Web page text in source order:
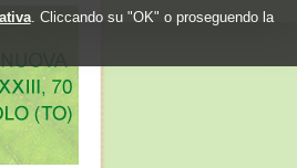
. Cliccando su "OK" o proseguendo la